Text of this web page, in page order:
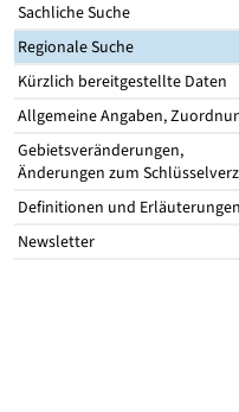
Sachliche Suche
Regionale Suche
Kürzlich bereitgestellte Daten
Allgemeine Angaben,
Gebietsveränderungen,
Änderungen zum
Definitionen und Erläuterungen
Newsletter